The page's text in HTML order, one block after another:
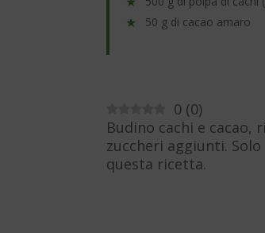
50 g di cacao amaro
0 (0)
Budino cachi e
zuccheri aggiunti.
questa ricetta.